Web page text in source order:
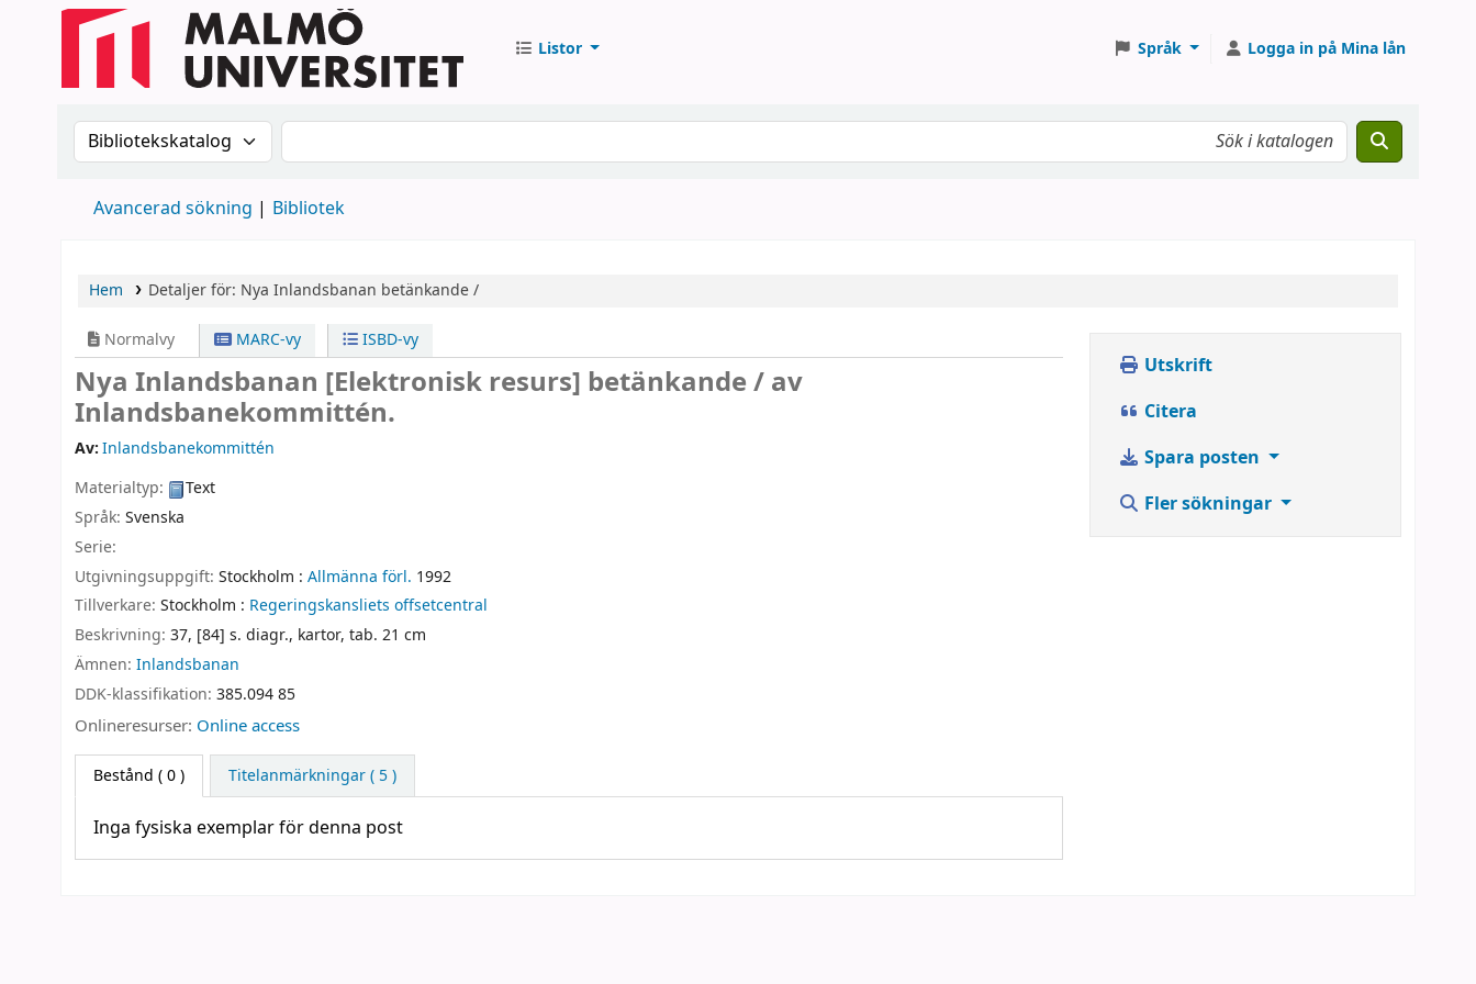
Listor Språk Logga in på Mina lån
Sök i katalogen efter:Sök i katalogen
Avancerad sökning Bibliotek
Hem Detaljer för: Nya Inlandsbanan betänkande /
Normalvy MARC-vy ISBD-vy
Nya Inlandsbanan [Elektronisk resurs] betänkande /av
Inlandsbanekommittén.
Av:Inlandsbanekommittén
Materialtyp:
Text
Språk: Svenska
Serie:
Utgivningsuppgift: Stockholm : Allmänna förl. 1992
Tillverkare: Stockholm : Regeringskansliets offsetcentral
Beskrivning: 37, [84] s. diagr., kartor, tab. 21 cm
Ämnen: Inlandsbanan
DDK-klassifikation: 385.094 85
Onlineresurser: Online access
Bestånd ( 0 ) Titelanmärkningar ( 5 )
Inga fysiska exemplar för denna post
Utskrift
Citera
Spara posten
Fler sökningar